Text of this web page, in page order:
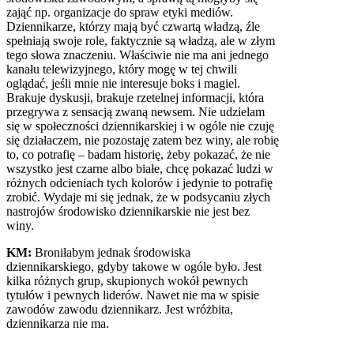
zająć np. organizacje do spraw etyki mediów.
Dziennikarze, którzy mają być czwartą władzą, źle
spełniają swoje role, faktycznie są władzą, ale w złym
tego słowa znaczeniu. Właściwie nie ma ani jednego
kanału telewizyjnego, który mogę w tej chwili
oglądać, jeśli mnie nie interesuje boks i magiel.
Brakuje dyskusji, brakuje rzetelnej informacji, która
przegrywa z sensacją zwaną newsem. Nie udzielam
się w społeczności dziennikarskiej i w ogóle nie czuję
się działaczem, nie pozostaję zatem bez winy, ale robię
to, co potrafię – badam historię, żeby pokazać, że nie
wszystko jest czarne albo białe, chcę pokazać ludzi w
różnych odcieniach tych kolorów i jedynie to potrafię
zrobić. Wydaje mi się jednak, że w podsycaniu złych
nastrojów środowisko dziennikarskie nie jest bez
winy.
KM: Broniłabym jednak środowiska
dziennikarskiego, gdyby takowe w ogóle było. Jest
kilka różnych grup, skupionych wokół pewnych
tytułów i pewnych liderów. Nawet nie ma w spisie
zawodów zawodu dziennikarz. Jest wróżbita,
dziennikarza nie ma.